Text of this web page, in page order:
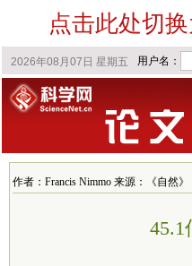
点击此处切
作者：Francis Nimmo 来源：《自然》